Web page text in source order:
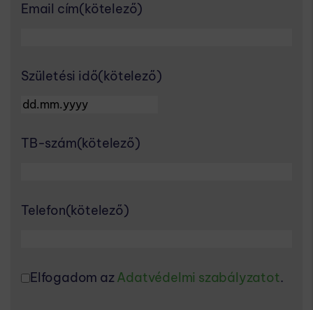
Email cím(kötelező)
Születési idő(kötelező)
DD dot MM dot YYYY
TB-szám(kötelező)
Telefon(kötelező)
Elfogadom azAdatvédelmi szabályzatot.